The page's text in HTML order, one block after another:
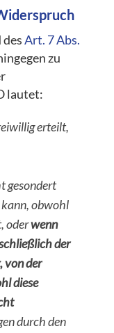
desArt. 7 Abs.
zu
lautet:
erteilt,
gesondert
obwohl
oderwenn
der
von der
diese
durch den